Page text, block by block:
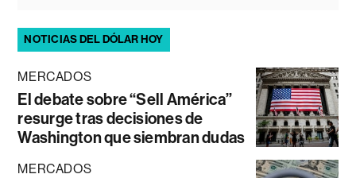
NOTICIAS DEL DÓLAR HOY
MERCADOS
El debate sobre “Sell América”
resurge tras decisiones de
Washington que siembran dudas
MERCADOS